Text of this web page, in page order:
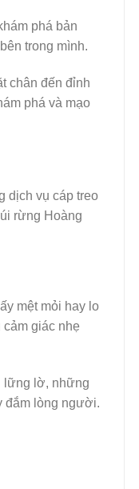
phá bản
trong mình.
chân đến đỉnh
phá và mạo
dịch vụ cáp treo
rừng Hoàng
mệt mỏi hay lo
giác nhẹ
lững lờ, những
đắm lòng người.